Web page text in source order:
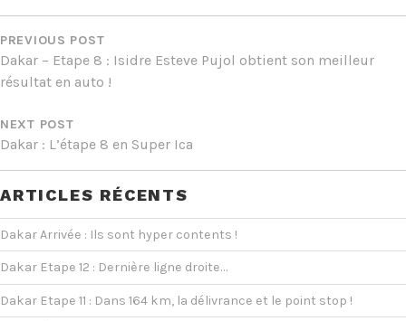
NAVIGATION
DE
L’ARTICLE
PREVIOUS POST
Dakar – Etape 8 : Isidre Esteve Pujol obtient son meilleur
résultat en auto !
NEXT POST
Dakar : L’étape 8 en Super Ica
ARTICLES RÉCENTS
Dakar Arrivée : Ils sont hyper contents !
Dakar Etape 12 : Dernière ligne droite…
Dakar Etape 11 : Dans 164 km, la délivrance et le point stop !